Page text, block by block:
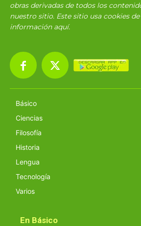
obras derivadas de todos los
nuestro sitio. Este sitio usa cookies
información aquí.
Básico
Ciencias
Filosofía
Historia
Lengua
Tecnología
Varios
En Básico